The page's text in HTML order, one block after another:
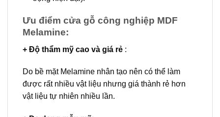
Ưu điểm cửa gỗ công nghiệp MDF
Melamine:
+ Độ thẩm mỹ cao và giá rẻ :
Do bề mặt Melamine nhân tạo nên có thể làm
được rất nhiều vật liệu nhưng giá thành rẻ hơn
vật liệu tự nhiên nhiều lần.